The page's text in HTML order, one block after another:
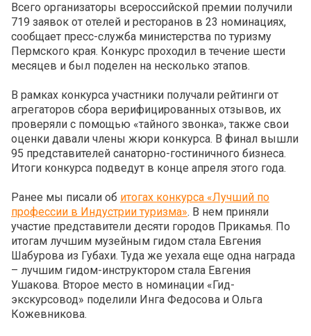
Всего организаторы всероссийской премии получили
719 заявок от отелей и ресторанов в 23 номинациях,
сообщает пресс-служба министерства по туризму
Пермского края. Конкурс проходил в течение шести
месяцев и был поделен на несколько этапов.
В рамках конкурса участники получали рейтинги от
агрегаторов сбора верифицированных отзывов, их
проверяли с помощью «тайного звонка», также свои
оценки давали члены жюри конкурса. В финал вышли
95 представителей санаторно-гостиничного бизнеса.
Итоги конкурса подведут в конце апреля этого года.
Ранее мы писали об итогах конкурса «Лучший по
профессии в Индустрии туризма». В нем приняли
участие представители десяти городов Прикамья. По
итогам лучшим музейным гидом стала Евгения
Шабурова из Губахи. Туда же уехала еще одна награда
– лучшим гидом-инструктором стала Евгения
Ушакова. Второе место в номинации «Гид-
экскурсовод» поделили Инга Федосова и Ольга
Кожевникова.